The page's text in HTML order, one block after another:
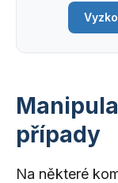
případy
Na některé